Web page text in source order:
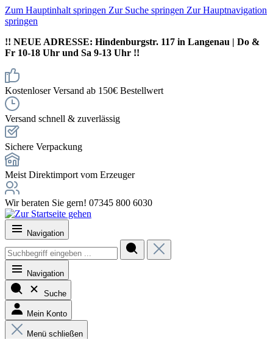
Zum Hauptinhalt springen Zur Suche springen Zur Hauptnavigation
springen
!! NEUE ADRESSE: Hindenburgstr. 117 in Langenau | Do &
Fr 10-18 Uhr und Sa 9-13 Uhr !!
Kostenloser Versand ab 150€ Bestellwert
Versand schnell & zuverlässig
Sichere Verpackung
Meist Direktimport vom Erzeuger
Wir beraten Sie gern! 07345 800 6030
Navigation
Navigation
Suche
Mein Konto
Menü schließen